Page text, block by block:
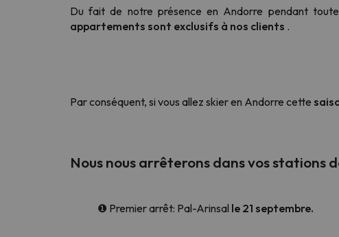
Du fait de notre présence en Andorre pendant
appartements sont exclusifs à nos clients .
Par conséquent, si vous allez skier en Andorre cette
Nous nous arrêterons dans vos stations
❶ Premier arrêt: Pal-Arinsal le 21 septembre.